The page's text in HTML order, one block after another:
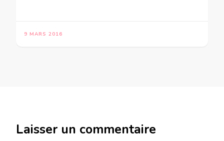
9 MARS 2016
Laisser un commentaire